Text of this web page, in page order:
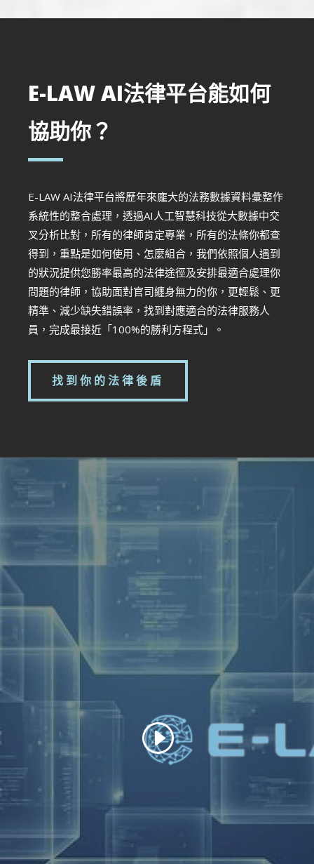
E-LAW AI法律平台能如何
協助你？
E-LAW AI法律平台將歷年來龐大的法務數據資料彙整作
系統性的整合處理，透過AI人工智慧科技從大數據中交
叉分析比對，所有的律師肯定專業，所有的法條你都查
得到，重點是如何使用、怎麼組合，我們依照個人遇到
的狀況提供您勝率最高的法律途徑及安排最適合處理你
問題的律師，協助面對官司纏身無力的你，更輕鬆、更
精準、減少缺失錯誤率，找到對應適合的法律服務人
員，完成最接近「100%的勝利方程式」。
找到你的法律後盾